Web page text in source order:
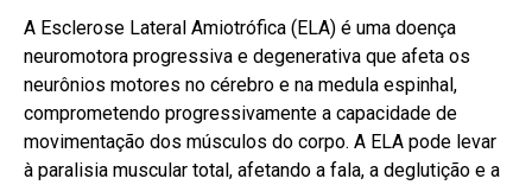
A Esclerose Lateral Amiotrófica (ELA) é uma doença
neuromotora progressiva e degenerativa que afeta os
neurônios motores no cérebro e na medula espinhal,
comprometendo progressivamente a capacidade de
movimentação dos músculos do corpo. A ELA pode levar
à paralisia muscular total, afetando a fala, a deglutição e a